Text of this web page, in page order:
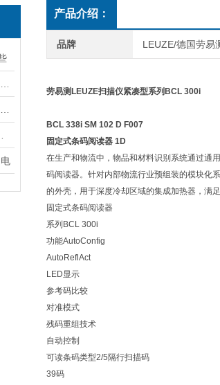
产品介绍：
品牌 LEUZE/德国劳易
劳易测LEUZE扫描仪紧凑型系列BCL 300i
BCL 338i SM 102 D F007
固定式条码阅读器 1D
在生产和物流中，物品和材料识别系统通过通
码阅读器。针对内部物流行业预组装的模块化
的外壳，用于深度冷却区域的集成加热器，满
固定式条码阅读器
系列 BCL 300i
功能AutoConfig
AutoReflAct
LED显示
参考码比较
对准模式
残码重组技术
自动控制
可读条码类型2/5隔行扫描码
39码